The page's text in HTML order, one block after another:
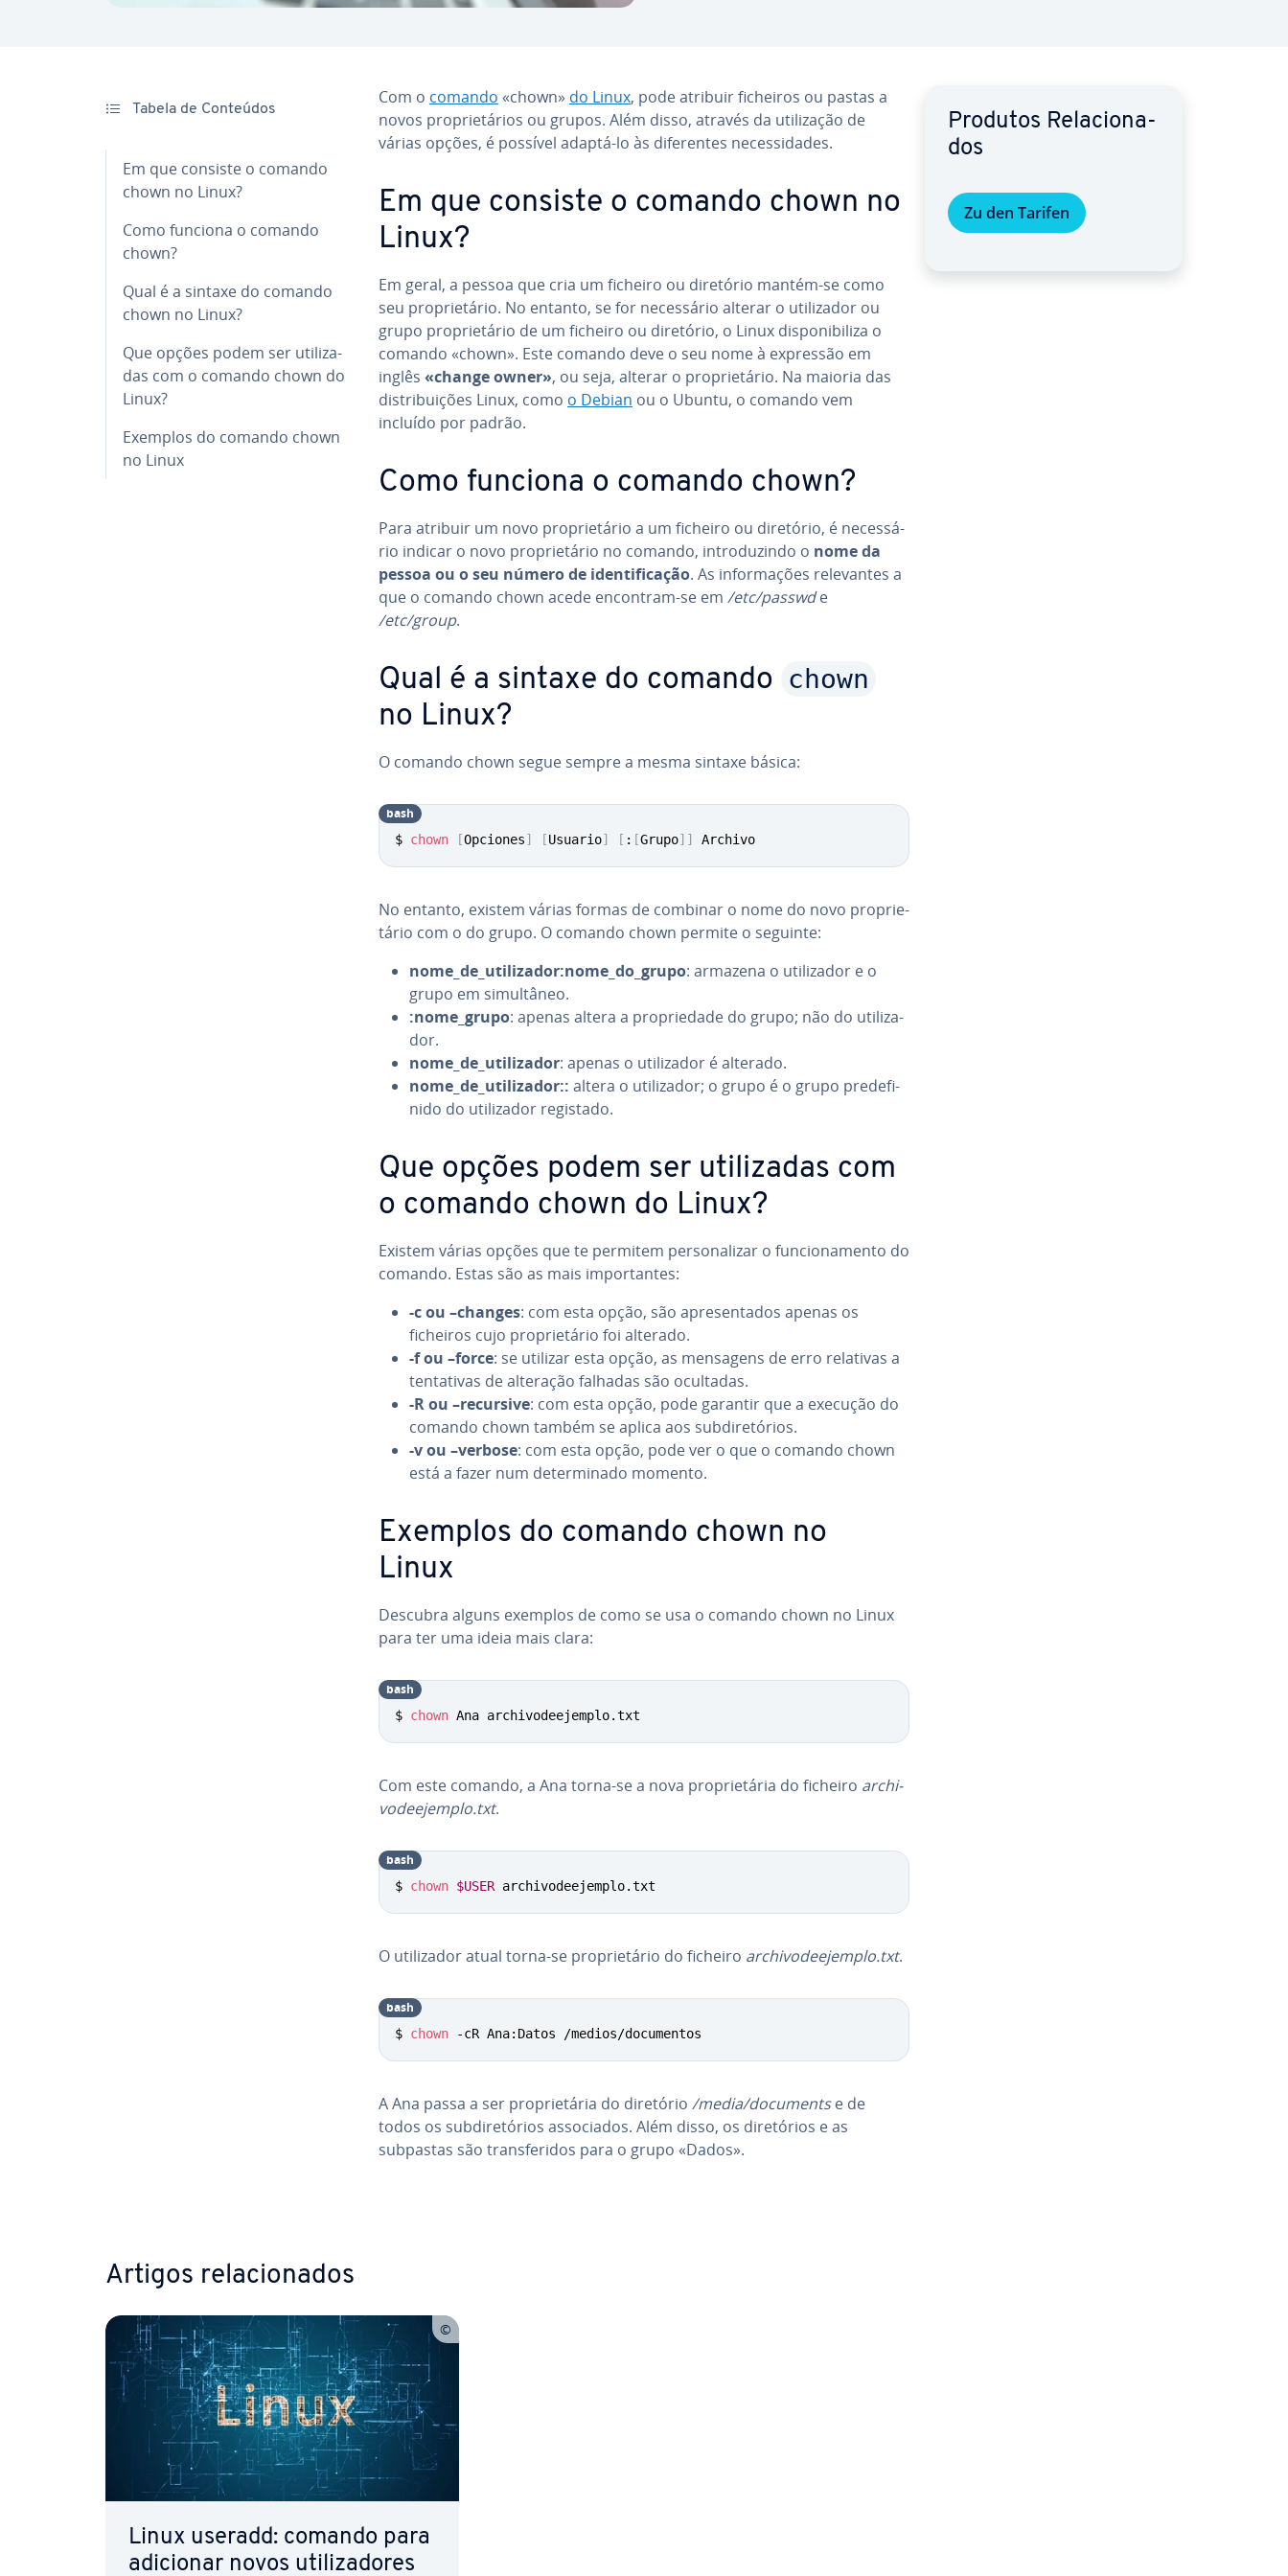
Tabela de Conteúdos
Em que consiste o comando
chown no Linux?
Como funciona o comando
chown?
Qual é a sintaxe do comando
chown no Linux?
Que opções podem ser uti­li­za­
das com o comando chown do
Linux?
Exemplos do comando chown
no Linux
Com o comando «chown» do Linux, pode atribuir ficheiros ou pastas a
novos pro­pri­e­tá­rios ou grupos. Além disso, através da uti­li­za­ção de
várias opções, é possível adaptá-lo às di­fe­ren­tes ne­ces­si­da­des.
Em que consiste o comando chown no
Linux?
Em geral, a pessoa que cria um ficheiro ou diretório mantém-se como
seu pro­pri­e­tá­rio. No entanto, se for ne­ces­sá­rio alterar o uti­li­za­dor ou
grupo pro­pri­e­tá­rio de um ficheiro ou diretório, o Linux dis­po­ni­bi­liza o
comando «chown». Este comando deve o seu nome à expressão em
inglês «change owner», ou seja, alterar o pro­pri­e­tá­rio. Na maioria das
dis­tri­bui­ções Linux, como o Debian ou o Ubuntu, o comando vem
incluído por padrão.
Como funciona o comando chown?
Para atribuir um novo pro­pri­e­tá­rio a um ficheiro ou diretório, é ne­ces­sá­
rio indicar o novo pro­pri­e­tá­rio no comando, in­tro­du­zindo o nome da
pessoa ou o seu número de iden­ti­fi­ca­ção. As in­for­ma­ções re­le­van­tes a
que o comando chown acede encontram-se em /etc/passwde
/etc/group.
Qual é a sintaxe do comando chown
no Linux?
O comando chown segue sempre a mesma sintaxe básica:
$ chown [Opciones] [Usuario] [ : [Grupo] ] Archivo
bash
No entanto, existem várias formas de combinar o nome do novo pro­pri­e­
tá­rio com o do grupo. O comando chown permite o seguinte:
nome_de_uti­li­za­dor:nome_do_grupo: armazena o uti­li­za­dor e o
grupo em si­mul­tâ­neo.
:nome_grupo: apenas altera a pro­pri­e­dade do grupo; não do uti­li­za­
dor.
nome_de_uti­li­za­dor: apenas o uti­li­za­dor é alterado.
nome_de_uti­li­za­dor:: altera o uti­li­za­dor; o grupo é o grupo pre­de­fi­
nido do uti­li­za­dor registado.
Que opções podem ser uti­li­za­das com
o comando chown do Linux?
Existem várias opções que te permitem per­so­na­li­zar o fun­ci­o­na­mento do
comando. Estas são as mais im­por­tan­tes:
-c ou –changes: com esta opção, são apre­sen­ta­dos apenas os
ficheiros cujo pro­pri­e­tá­rio foi alterado.
-f ou –force: se utilizar esta opção, as mensagens de erro relativas a
ten­ta­ti­vas de alteração falhadas são ocultadas.
-R ou –recursive: com esta opção, pode garantir que a execução do
comando chown também se aplica aos sub­di­re­tó­rios.
-v ou –verbose: com esta opção, pode ver o que o comando chown
está a fazer num de­ter­mi­nado momento.
Exemplos do comando chown no
Linux
Descubra alguns exemplos de como se usa o comando chown no Linux
para ter uma ideia mais clara:
$ chown Ana archivodeejemplo.txt
bash
Com este comando, a Ana torna-se a nova pro­pri­e­tá­ria do ficheiro ar­chi­
vo­de­e­jem­plo.txt.
$ chown $USER archivodeejemplo.txt
bash
O uti­li­za­dor atual torna-se pro­pri­e­tá­rio do ficheiro ar­chi­vo­de­e­jem­plo.txt.
$ chown -cR Ana:Datos /medios/documentos
bash
A Ana passa a ser pro­pri­e­tá­ria do diretório /media/documentse de
todos os sub­di­re­tó­rios as­so­ci­a­dos. Além disso, os di­re­tó­rios e as
subpastas são trans­fe­ri­dos para o grupo «Dados».
Produtos Re­la­ci­o­na­
dos
Zu den Tarifen
Artigos re­la­ci­o­na­dos
Linux useradd: comando para
adicionar novos uti­li­za­do­res